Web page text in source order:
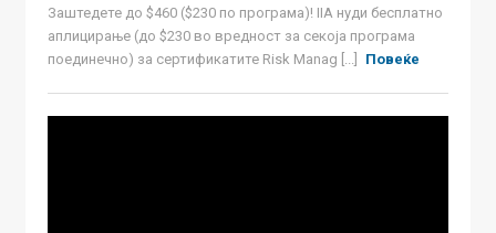
Заштедете до $460 ($230 по програма)! IIA нуди бесплатно
аплицирање (до $230 во вредност за секоја програма
поединечно) за сертификатите Risk Manag [...]
Повеќе